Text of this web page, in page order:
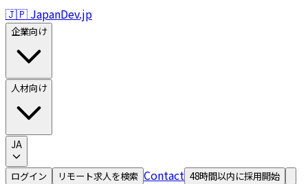
🇯🇵 JapanDev.jp
企業向け
人材向け
JA
ログイン リモート求人を検索 Contact 48時間以内に採用開始